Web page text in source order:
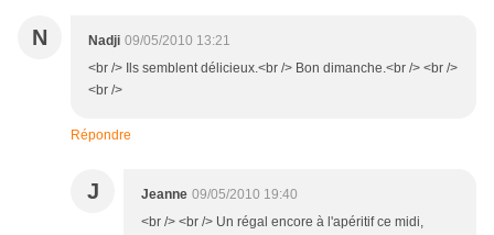
N Nadji 09/05/2010 13:21
<br /> Ils semblent délicieux.<br /> Bon dimanche.<br /> <br />
<br />
Répondre
J Jeanne 09/05/2010 19:40
<br /> <br /> Un régal encore à l'apéritif ce midi,